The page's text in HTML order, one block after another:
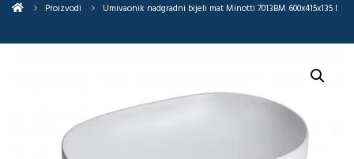
Proizvodi Umivaonik nadgradni bijeli mat Minotti 7013BM 600x415x135 I